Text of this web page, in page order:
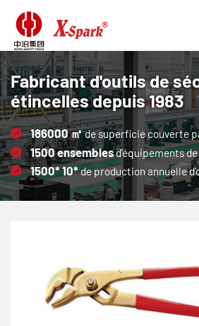
Fabricant d'outils de
étincelles depuis 1983
186000㎡de superficie couverte
1500ensemblesd’équipements
1500*10*de production annuelle